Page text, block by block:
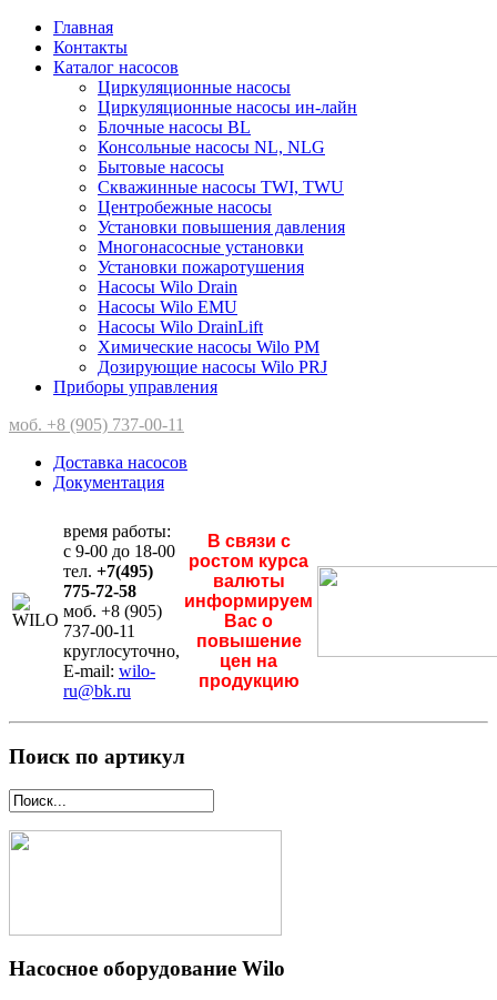
Главная
Контакты
Каталог насосов
Циркуляционные насосы
Циркуляционные насосы ин-лайн
Блочные насосы BL
Консольные насосы NL, NLG
Бытовые насосы
Скважинные насосы TWI, TWU
Центробежные насосы
Установки повышения давления
Многонасосные установки
Установки пожаротушения
Насосы Wilo Drain
Насосы Wilo EMU
Насосы Wilo DrainLift
Химические насосы Wilo PM
Дозирующие насосы Wilo PRJ
Приборы управления
моб. +8 (905) 737-00-11
Доставка насосов
Документация
время работы:
с 9-00 до 18-00
тел. +7(495)
775-72-58
моб. +8 (905)
737-00-11
круглосуточно,
E-mail: wilo-
ru@bk.ru
В связи с
ростом курса
валюты
информируем
Вас о
повышение
цен на
продукцию
Поиск по артикул
Насосное оборудование Wilo